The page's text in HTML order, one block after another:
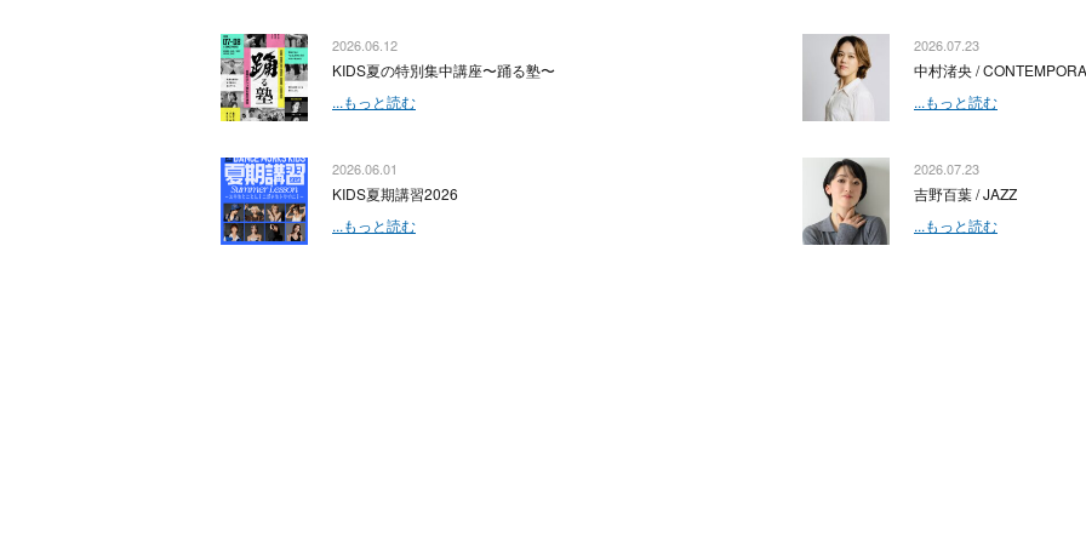
2026.06.12
KIDS夏の特別集中講座〜踊る塾〜
...もっと読む
2026.06.01
KIDS夏期講習2026
...もっと読む
2026.07.23
中村渚央 /
...もっと読む
2026.07.23
吉野百葉 / JAZZ
...もっと読む